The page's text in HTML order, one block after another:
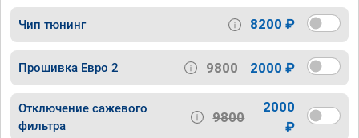
Чип тюнинг 8200 ₽
Прошивка Евро 2 9800 2000 ₽
Отключение сажевого
фильтра
9800
2000
₽